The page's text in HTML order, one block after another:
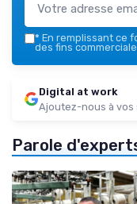
* En remplissant ce
des fins
Digital at work
Ajoutez-nous à vos
Parole